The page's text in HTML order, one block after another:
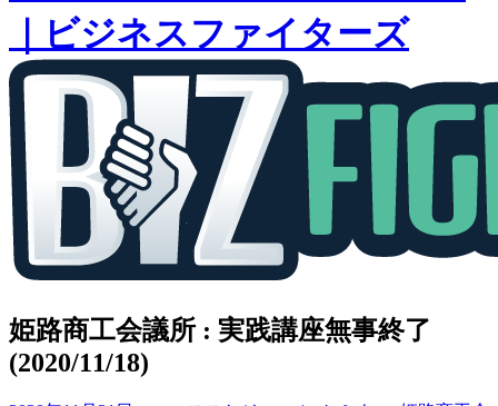
｜ビジネスファイターズ
姫路商工会議所 : 実践講座無事終了
(2020/11/18)